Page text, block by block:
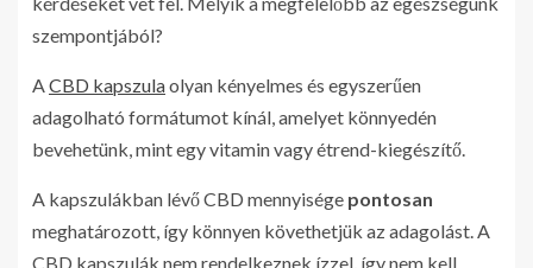
szempontjából?
A CBD kapszulaolyan kényelmes és egyszerűen
adagolható formátumot kínál, amelyet könnyedén
bevehetünk, mint egy vitamin vagy étrend-kiegészítő.
A kapszulákban lévő CBD mennyisége pontosan
meghatározott, így könnyen követhetjük az adagolást. A
CBD kapszulák nem rendelkeznek ízzel, így nem kell